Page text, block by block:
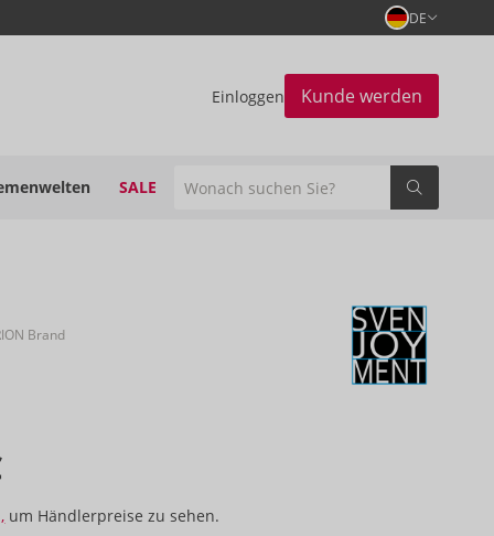
DE
Einloggen Kunde werden
SALE
Brand
um Händlerpreise zu sehen.